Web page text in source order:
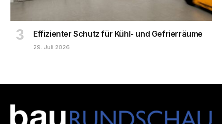
Effizienter Schutz für Kühl- und Gefrierräume
29. Juli 2026